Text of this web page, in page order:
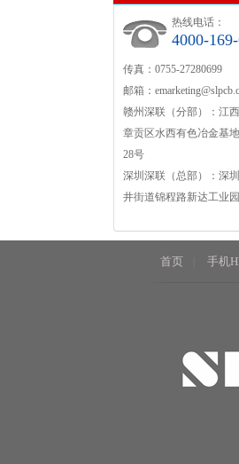
热线电话：
4000-
传真：0755-27280699
邮箱：
赣州深联（分部）：江
章贡区水西有色冶金基
28号
深圳深联（总部）：深
井街道锦程路新达工业园
首页 手机